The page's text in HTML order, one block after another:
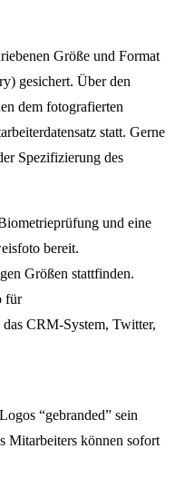
Größe und Format
gesichert. Über den
dem fotografierten
statt. Gerne
Spezifizierung des
und eine
bereit.
Größen stattfinden.
für
CRM-System, Twitter,
“gebranded” sein
Mitarbeiters können sofort